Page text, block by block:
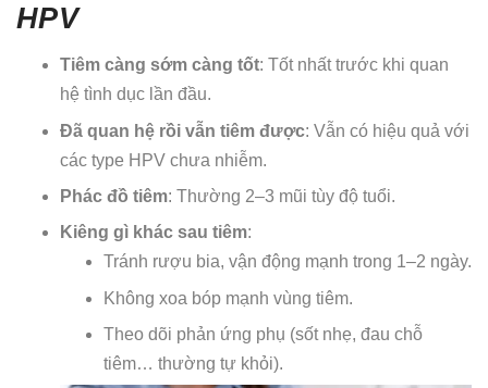
HPV
Tiêm càng sớm càng tốt: Tốt nhất trước khi quan
hệ tình dục lần đầu.
Đã quan hệ rồi vẫn tiêm được: Vẫn có hiệu quả với
các type HPV chưa nhiễm.
Phác đồ tiêm: Thường 2–3 mũi tùy độ tuổi.
Kiêng gì khác sau tiêm:
Tránh rượu bia, vận động mạnh trong 1–2 ngày.
Không xoa bóp mạnh vùng tiêm.
Theo dõi phản ứng phụ (sốt nhẹ, đau chỗ
tiêm… thường tự khỏi).